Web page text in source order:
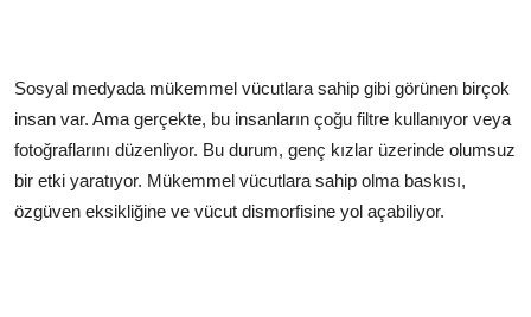
Sosyal medyada mükemmel vücutlara sahip gibi görünen birçok
insan var. Ama gerçekte, bu insanların çoğu filtre kullanıyor veya
fotoğraflarını düzenliyor. Bu durum, genç kızlar üzerinde olumsuz
bir etki yaratıyor. Mükemmel vücutlara sahip olma baskısı,
özgüven eksikliğine ve vücut dismorfisine yol açabiliyor.